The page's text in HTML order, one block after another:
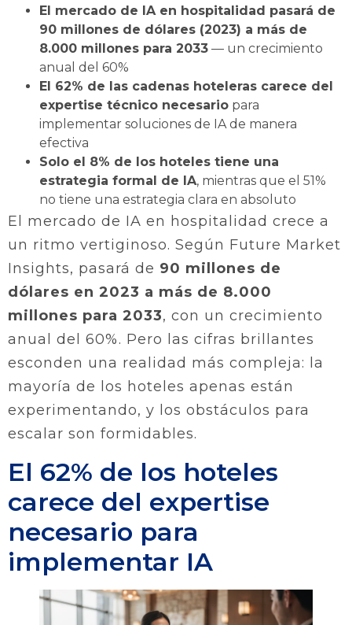
El mercado de IA en hospitalidad pasará de
90 millones de dólares (2023) a más de
8.000 millones para 2033 — un crecimiento
anual del 60%
El 62% de las cadenas hoteleras carece del
expertise técnico necesario para
implementar soluciones de IA de manera
efectiva
Solo el 8% de los hoteles tiene una
estrategia formal de IA, mientras que el 51%
no tiene una estrategia clara en absoluto
El mercado de IA en hospitalidad crece a
un ritmo vertiginoso. Según Future Market
Insights, pasará de 90 millones de
dólares en 2023 a más de 8.000
millones para 2033, con un crecimiento
anual del 60%. Pero las cifras brillantes
esconden una realidad más compleja: la
mayoría de los hoteles apenas están
experimentando, y los obstáculos para
escalar son formidables.
El 62% de los hoteles
carece del expertise
necesario para
implementar IA